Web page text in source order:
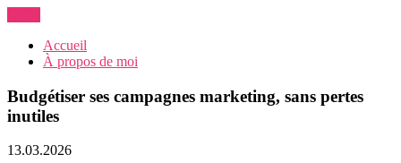
Accueil
À propos de moi
Budgétiser ses campagnes marketing, sans pertes
inutiles
13.03.2026